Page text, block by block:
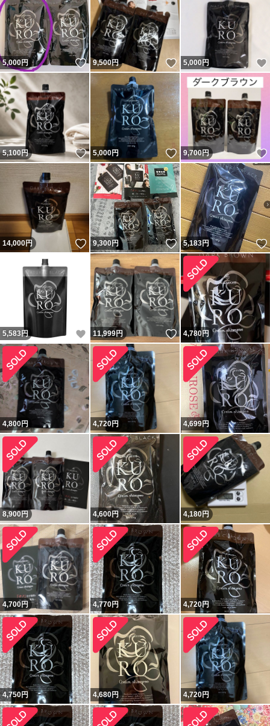
5,000円 いいね！
9,500円 いいね！
5,000円
5,100円 いいね！
5,000円 いいね！
9,700円
14,000円 いいね！
9,300円 いいね！
5,183円
5,583円 いいね！
11,999円 いいね！
4,780円
4,800円 4,720円 4,699円
8,900円 4,600円 4,180円
4,700円 4,770円 4,720円
4,750円 4,680円 4,720円